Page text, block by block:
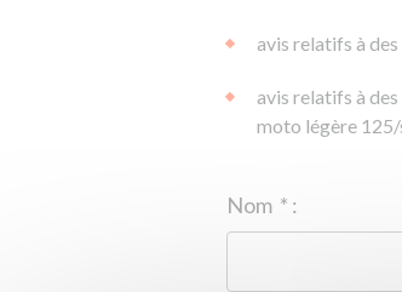
avis relatifs à
avis relatifs à
moto légère
* :